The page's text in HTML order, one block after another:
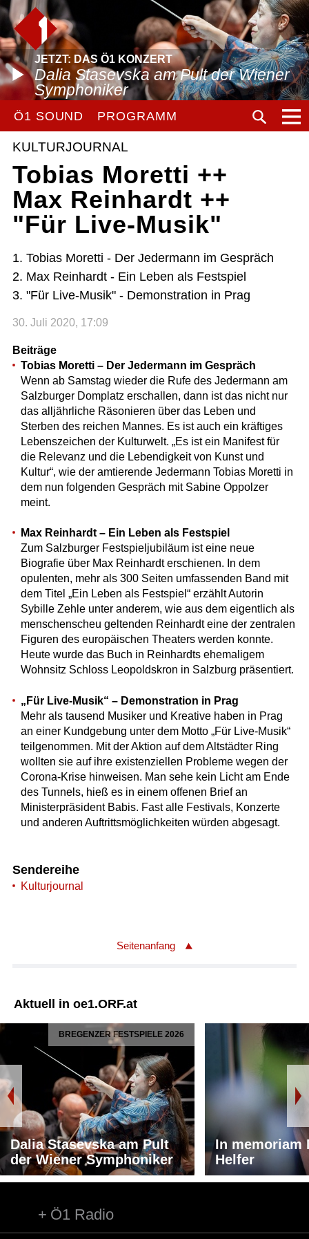
JETZT: DAS Ö1 KONZERT
Dalia Stasevska am Pult der Wiener
Symphoniker
Ö1 SOUND PROGRAMM
KULTURJOURNAL
Tobias Moretti ++
Max Reinhardt ++
"Für Live-Musik"
1. Tobias Moretti - Der Jedermann im Gespräch
2. Max Reinhardt - Ein Leben als Festspiel
3. "Für Live-Musik" - Demonstration in Prag
30. Juli 2020, 17:09
Beiträge
Tobias Moretti – Der Jedermann im Gespräch
Wenn ab Samstag wieder die Rufe des Jedermann am
Salzburger Domplatz erschallen, dann ist das nicht nur
das alljährliche Räsonieren über das Leben und
Sterben des reichen Mannes. Es ist auch ein kräftiges
Lebenszeichen der Kulturwelt. „Es ist ein Manifest für
die Relevanz und die Lebendigkeit von Kunst und
Kultur“, wie der amtierende Jedermann Tobias Moretti in
dem nun folgenden Gespräch mit Sabine Oppolzer
meint.
Max Reinhardt – Ein Leben als Festspiel
Zum Salzburger Festspieljubiläum ist eine neue
Biografie über Max Reinhardt erschienen. In dem
opulenten, mehr als 300 Seiten umfassenden Band mit
dem Titel „Ein Leben als Festspiel“ erzählt Autorin
Sybille Zehle unter anderem, wie aus dem eigentlich als
menschenscheu geltenden Reinhardt eine der zentralen
Figuren des europäischen Theaters werden konnte.
Heute wurde das Buch in Reinhardts ehemaligem
Wohnsitz Schloss Leopoldskron in Salzburg präsentiert.
„Für Live-Musik“ – Demonstration in Prag
Mehr als tausend Musiker und Kreative haben in Prag
an einer Kundgebung unter dem Motto „Für Live-Musik“
teilgenommen. Mit der Aktion auf dem Altstädter Ring
wollten sie auf ihre existenziellen Probleme wegen der
Corona-Krise hinweisen. Man sehe kein Licht am Ende
des Tunnels, hieß es in einem offenen Brief an
Ministerpräsident Babis. Fast alle Festivals, Konzerte
und anderen Auftrittsmöglichkeiten würden abgesagt.
Sendereihe
Kulturjournal
Seitenanfang
Aktuell in oe1.ORF.at
BREGENZER FESTSPIELE 2026
Dalia Stasevska am Pult
der Wiener Symphoniker
In memoriam
Helfer
Ö1 Radio